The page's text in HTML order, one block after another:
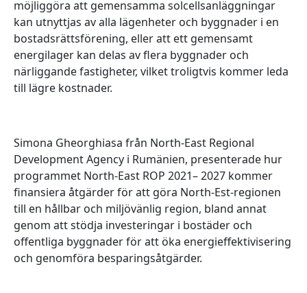
möjliggöra att gemensamma solcellsanläggningar
kan utnyttjas av alla lägenheter och byggnader i en
bostadsrättsförening, eller att ett gemensamt
energilager kan delas av flera byggnader och
närliggande fastigheter, vilket troligtvis kommer leda
till lägre kostnader.
Simona Gheorghiasa från North-East Regional
Development Agency i Rumänien, presenterade hur
programmet North-East ROP 2021– 2027 kommer
finansiera åtgärder för att göra North-Est-regionen
till en hållbar och miljövänlig region, bland annat
genom att stödja investeringar i bostäder och
offentliga byggnader för att öka energieffektivisering
och genomföra besparingsåtgärder.